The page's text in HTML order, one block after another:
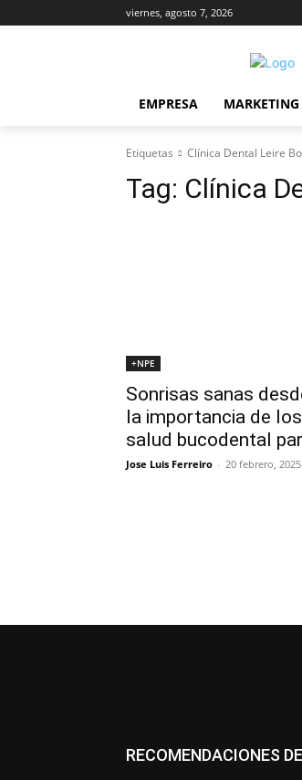
viernes, agosto 7, 2026
EMPRESA MARKETING
Etiquetas Clínica Dental Leire
Tag: Clínica
+NPE
Sonrisas sanas
la importancia de
salud bucodental
Jose Luis Ferreiro - 20 febrero, 2025
RECOMENDACIONES